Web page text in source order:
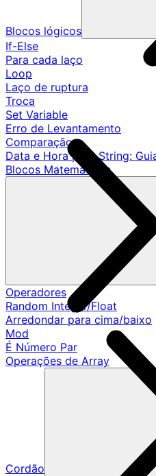
Blocos lógicos
If-Else
Para cada laço
Loop
Laço de ruptura
Troca
Set Variable
Erro de Levantamento
Comparação
Data e Hora para String:
Blocos Matemáticos
Operadores
Random Integer/Float
Arredondar para cima/baixo
Mod
É Número Par
Operações de Array
Cordão